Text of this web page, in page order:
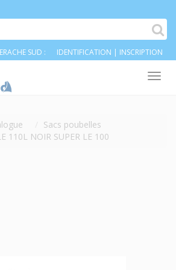
SUD : IDENTIFICATION | INSCRIPTION
Sacs poubelles
110L NOIR SUPER LE 100